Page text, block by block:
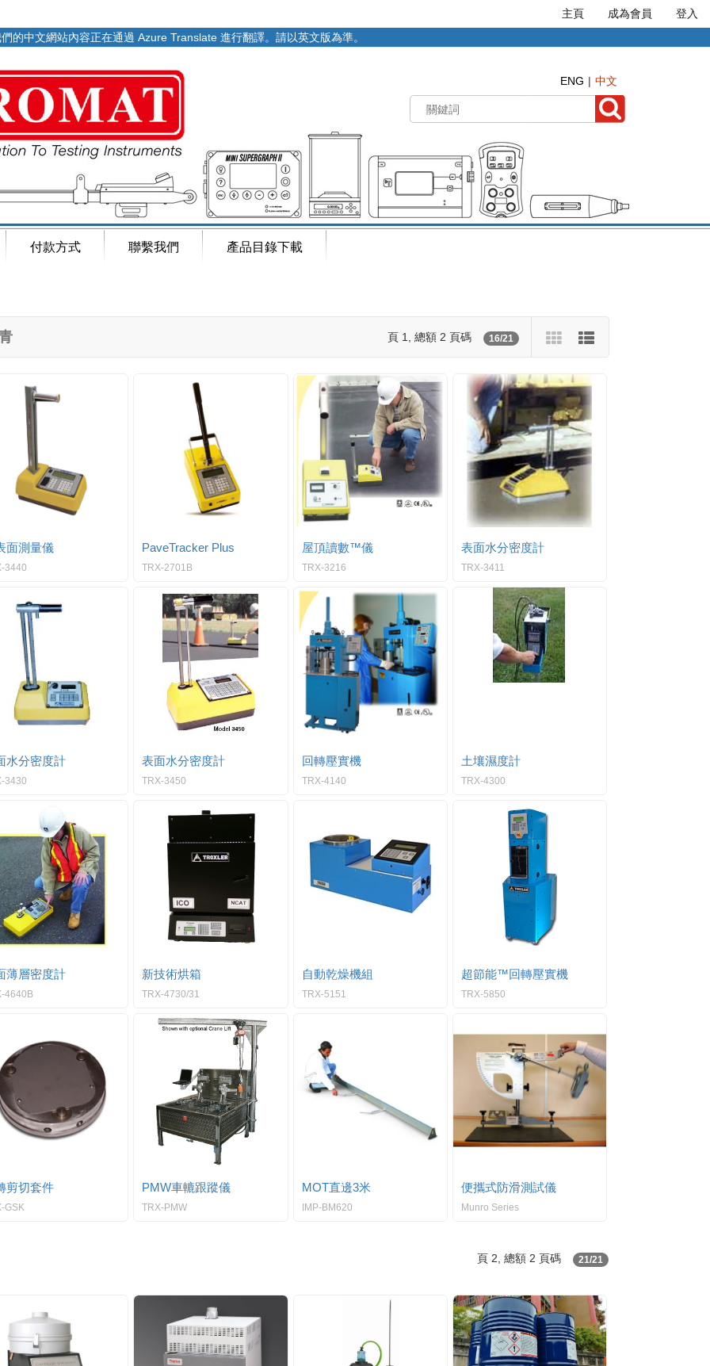
主頁 成為會員
登入
的中文網站內容正在通過 Azure Translate 進行翻譯。請以英文版為準。
ENG 中文
付款方式 聯繫我們 產品目錄下載
頁 1, 總額 2 頁碼 16/21
面測量儀
3440
PaveTracker Plus
TRX-2701B
屋頂讀數™儀
TRX-3216
表面水分密度計
TRX-3411
水分密度計
3430
表面水分密度計
TRX-3450
回轉壓實機
TRX-4140
土壤濕度計
TRX-4300
薄層密度計
4640B
新技術烘箱
TRX-4730/31
自動乾燥機組
TRX-5151
超節能™回轉壓實機
TRX-5850
剪切套件
GSK
PMW車轆跟蹤儀
TRX-PMW
MOT直邊3米
IMP-BM620
便攜式防滑測試儀
Munro Series
頁 2, 總額 2 頁碼 21/21